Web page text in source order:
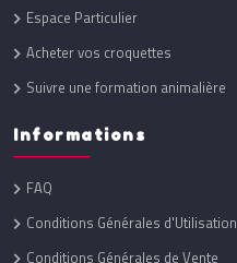
Espace Particulier
Acheter vos croquettes
Suivre une formation animalière
Informations
FAQ
Conditions Générales d'Utilisation
Conditions Générales de Vente